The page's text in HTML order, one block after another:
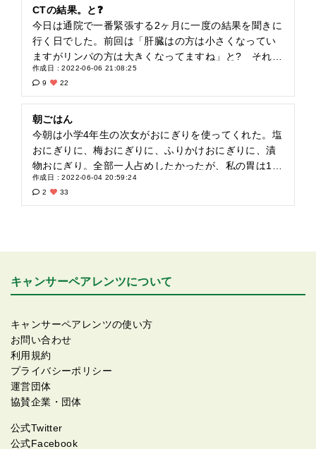
多さからマンスリー的な出張であること。ムム( ﾟεﾟ；)
そこまで期待はしてなかったがなんだこの結果は?た
だ、遺伝性では無かった事が唯一の救いでした。遺伝
性かどうかの検査も兼ねてある事に関しては私一人し
か知りません。遺伝性だったとしても、結果はお墓ま
で持っていくつもりでしたし、遺伝性ではなかったこ
とも妻にいうつもりはありません。それが正解かはわ
かりませんが?
CTの結果。と❓
今日は通院で一番緊張する2ヶ月に一度の結果を聞きに
行く日でした。前回は「肝臓はの方は小さくなってい
ますがリンパの方は大きくなってますね」と? それか
ら免疫療法に切り替えて初なので余計に緊張が?結果は
かなり小さくなっていました。よかったぁ。と、同時
にパネル検査の結果も出ていて、私の容態には免疫療
法はあまり効かないとの事。先生も私も❓❓フフフ、し
かし私は分かってますよ。毎朝飲んでるスロージュー
サーで作る人参ジュース。野菜多めの塩分控えめの食
事。先生方ばかりに頼ってちゃ申し訳ないので。と、
頑張ったのが功を成したのだ。と、自分に言い聞かせ
て苦手な人参ジュースを頑張るのだ‼️と? そんなこんな
作成日 : 2022-06-06 21:08:25
9
22
朝ごはん
今朝は小学4年生の次女がおにぎりを使ってくれた。塩
おにぎりに、梅おにぎりに、ふりかけおにぎりに、漬
物おにぎり。全部一人占めしたかったが、私の胃は1/3
しかないから入らない(笑)と言うか嫁さんと長女に怒
られるヾ(≧∀≦*)ﾉ〃 また作ってくれるかなぁ。
作成日 : 2022-06-04 20:59:24
2
33
キャンサーペアレンツについて
キャンサーペアレンツの使い方
お問い合わせ
利用規約
プライバシーポリシー
運営団体
協賛企業・団体
公式Twitter
公式Facebook